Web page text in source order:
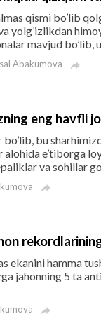
qismi bo’lib
yolg’izlikdan
mavjud bo’lib,
Abakumova 
eng havfli
bu
e’tiborga
va sohillar

ekanini hamma
jahonning 5 ta
